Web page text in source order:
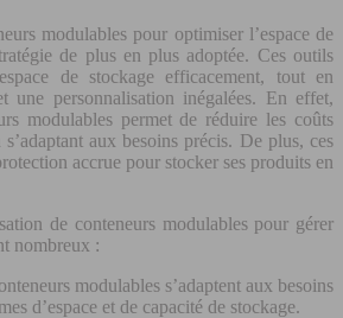
modulables pour optimiser l’espace de
de plus en plus adoptée. Ces outils
de stockage efficacement, tout en
personnalisation inégalées. En effet,
modulables permet de réduire les coûts
s’adaptant aux besoins précis. De plus, ces
accrue pour stocker ses produits en
de conteneurs modulables pour gérer
nombreux :
modulables s’adaptent aux besoins
d’espace et de capacité de stockage.